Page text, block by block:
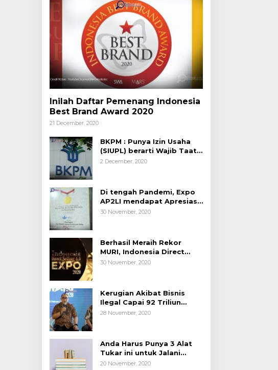
Inilah Daftar Pemenang Indonesia
Best Brand Award 2020
21 December, 2020
BKPM : Punya Izin Usaha
(SIUPL) berarti Wajib Taat
Aturan
2 December, 2020
Di tengah Pandemi, Expo
AP2LI mendapat Apresiasi
Rekor MURI
30 November, 2020
Berhasil Meraih Rekor
MURI, Indonesia Direct
Selling 4.0 Expo 2020
30 November, 2020
Kerugian Akibat Bisnis
Ilegal Capai 92 Triliun
Rupiah, AP2LI menghimbau
28 November, 2020
Anda Harus Punya 3 Alat
Tukar ini untuk Jalani
Hidup.
20 November, 2020